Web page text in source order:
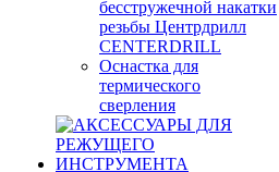
бесстружечной накатки
резьбы Центрдрилл
CENTERDRILL
Оснастка для
термического
сверления